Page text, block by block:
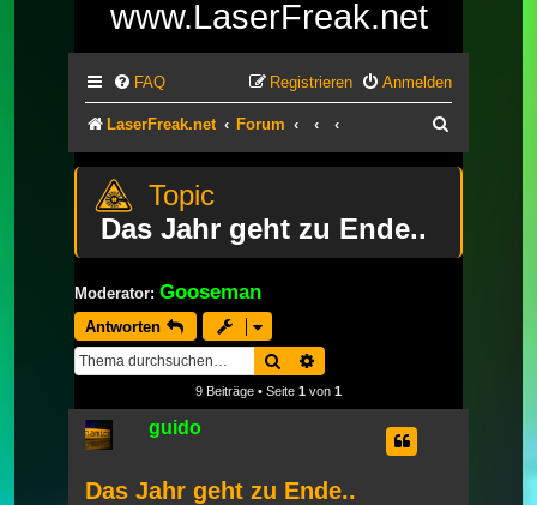
www.LaserFreak.net
FAQ Anmelden
Registrieren
LaserFreak.net Forum
Das Jahr geht zu Ende..
Moderator: Gooseman
Antworten
Suche
9 Beiträge • Seite 1 von 1
guido
Das Jahr geht zu Ende..